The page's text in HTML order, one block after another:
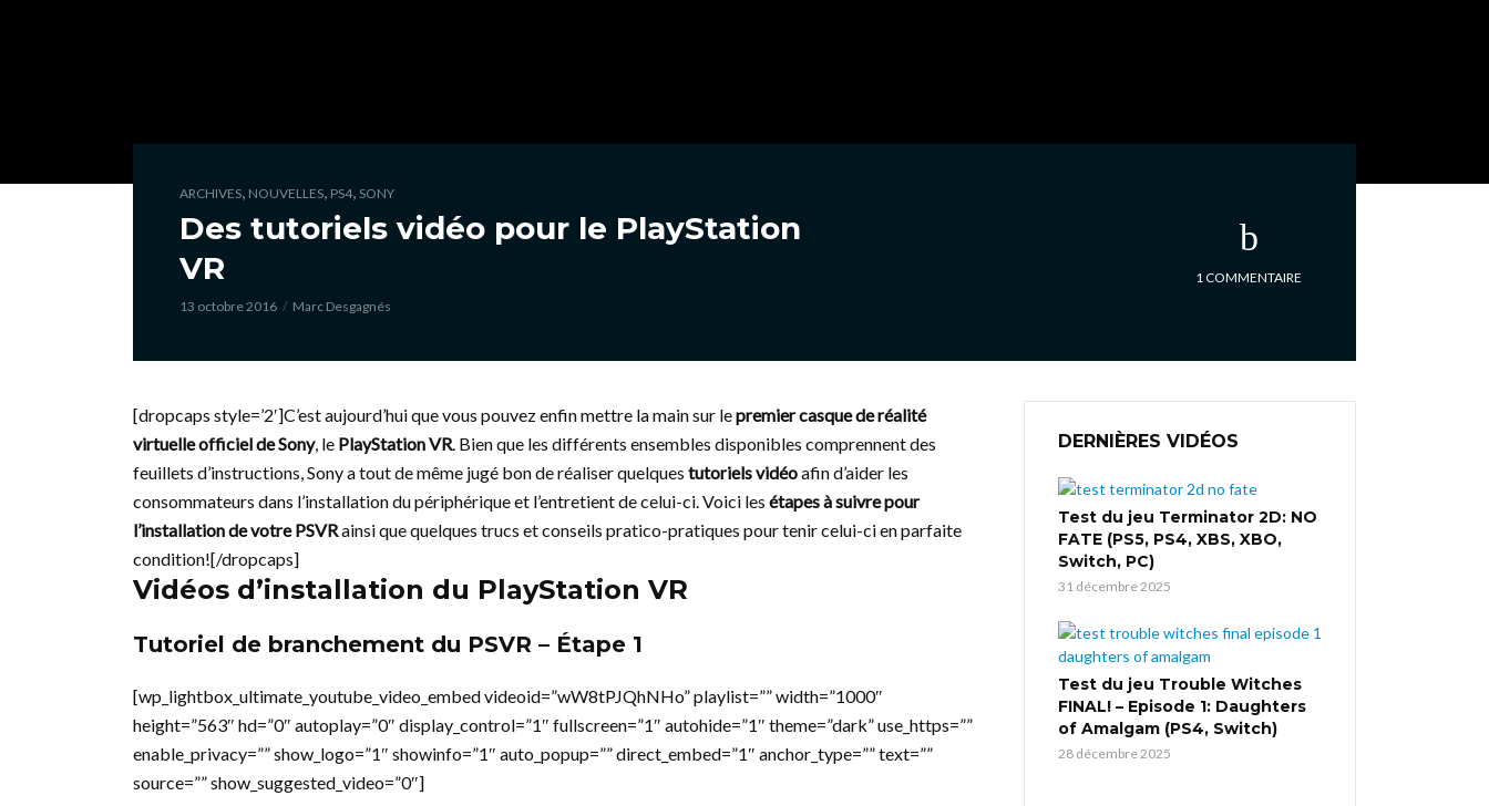
ARCHIVES, NOUVELLES, PS4, SONY
Des tutoriels vidéo pour le PlayStation
VR
13 octobre 2016 Marc Desgagnés
1 COMMENTAIRE
[dropcaps style=’2′]C’est aujourd’hui que vous pouvez enfin mettre la main sur lepremier casque de réalité
virtuelle officiel de Sony, le PlayStation VR. Bien que les différents ensembles disponibles comprennent des
feuillets d’instructions, Sony a tout de même jugé bon de réaliser quelques tutoriels vidéoafin d’aider les
consommateurs dans l’installation du périphérique et l’entretient de celui-ci. Voici les étapes à suivre pour
l’installation de votre PSVRainsi que quelques trucs et conseils pratico-pratiques pour tenir celui-ci en parfaite
condition![/dropcaps]
Vidéos d’installation du PlayStation VR
Tutoriel de branchement du PSVR – Étape 1
[wp_lightbox_ultimate_youtube_video_embed videoid=”wW8tPJQhNHo” playlist=”” width=”1000″
height=”563″ hd=”0″ autoplay=”0″ display_control=”1″ fullscreen=”1″ autohide=”1″ theme=”dark” use_https=””
enable_privacy=”” show_logo=”1″ showinfo=”1″ auto_popup=”” direct_embed=”1″ anchor_type=”” text=””
source=”” show_suggested_video=”0″]
DERNIÈRES VIDÉOS
Test du jeu Terminator 2D: NO
FATE (PS5, PS4, XBS, XBO,
Switch, PC)
31 décembre 2025
Test du jeu Trouble Witches
FINAL! – Episode 1: Daughters
of Amalgam (PS4, Switch)
28 décembre 2025